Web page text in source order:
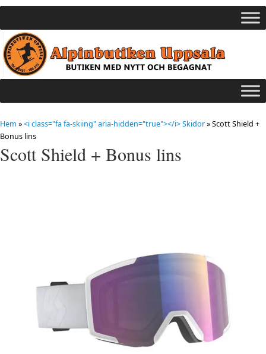
Hem »<i class="fa fa-skiing" aria-hidden="true"></i> Skidor»Scott Shield +
Bonus lins
Scott Shield + Bonus lins